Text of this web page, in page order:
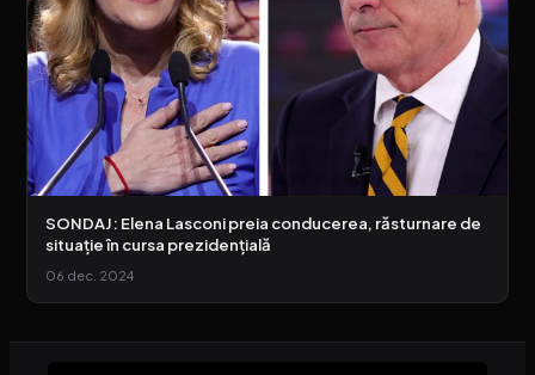
SONDAJ: Elena Lasconi preia conducerea, răsturnare de
situație în cursa prezidențială
06 dec. 2024